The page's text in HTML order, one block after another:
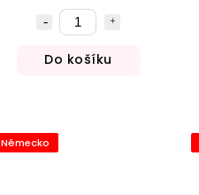
Do košíku
Německo